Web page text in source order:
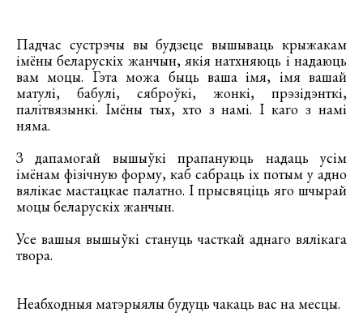
Падчас сустрэчы вы будзеце вышываць крыжакам
імёны беларускіх жанчын, якія натхняюць і надаюць
вам моцы. Гэта можа быць ваша імя, імя вашай
матулі, бабулі, сяброўкі, жонкі, прэзідэнткі,
палітвязынкі. Імёны тых, хто з намі. І каго з намі
няма.
З дапамогай вышыўкі прапануюць надаць усім
імёнам фізічную форму, каб сабраць іх потым у адно
вялікае мастацкае палатно. І прысвяціць яго шчырай
моцы беларускіх жанчын.
Усе вашыя вышыўкі стануць часткай аднаго вялікага
твора.
Неабходныя матэрыялы будуць чакаць вас на месцы.